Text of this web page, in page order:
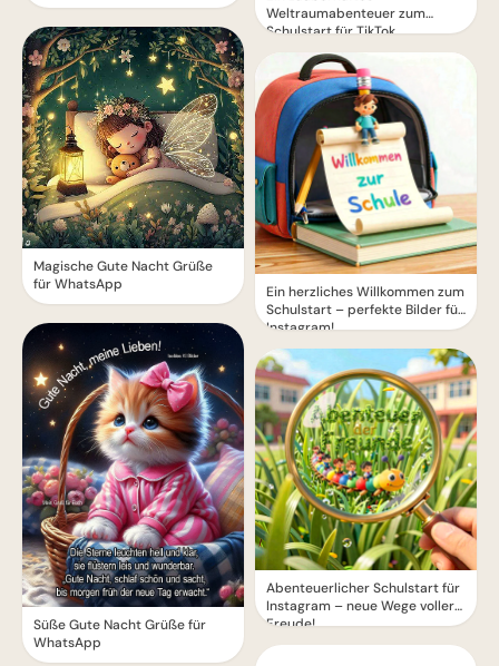
Magische Gute Nacht Grüße
für WhatsApp
Süße Gute Nacht Grüße für
WhatsApp
Weltraumabenteuer zum
Schulstart für TikTok
Ein herzliches Willkommen zum
Schulstart – perfekte Bilder für
Instagram!
Abenteuerlicher Schulstart für
Instagram – neue Wege voller
Freude!